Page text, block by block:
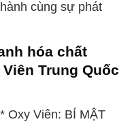
cùng sự phát
hóa chất
Trung Quốc
Oxy Viên: BÍ MẬT